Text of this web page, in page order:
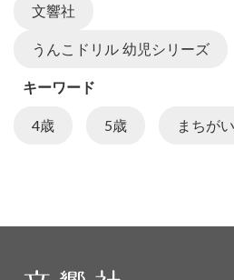
文響社
うんこドリル 幼児シリーズ
キーワード
4歳 5歳 まちが